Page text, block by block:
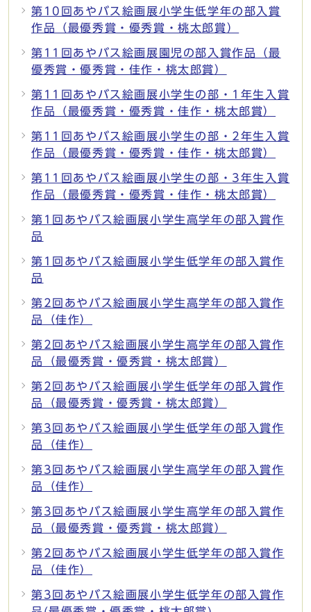
第10回あやバス絵画展小学生低学年の部入賞
作品（最優秀賞・優秀賞・桃太郎賞）
第11回あやバス絵画展園児の部入賞作品（最
優秀賞・優秀賞・佳作・桃太郎賞）
第11回あやバス絵画展小学生の部・1年生入賞
作品（最優秀賞・優秀賞・佳作・桃太郎賞）
第11回あやバス絵画展小学生の部・2年生入賞
作品（最優秀賞・優秀賞・佳作・桃太郎賞）
第11回あやバス絵画展小学生の部・3年生入賞
作品（最優秀賞・優秀賞・佳作・桃太郎賞）
第1回あやバス絵画展小学生高学年の部入賞作
品
第1回あやバス絵画展小学生低学年の部入賞作
品
第2回あやバス絵画展小学生高学年の部入賞作
品（佳作）
第2回あやバス絵画展小学生高学年の部入賞作
品（最優秀賞・優秀賞・桃太郎賞）
第2回あやバス絵画展小学生低学年の部入賞作
品（最優秀賞・優秀賞・桃太郎賞）
第3回あやバス絵画展小学生低学年の部入賞作
品（佳作）
第3回あやバス絵画展小学生高学年の部入賞作
品（佳作）
第3回あやバス絵画展小学生高学年の部入賞作
品（最優秀賞・優秀賞・桃太郎賞）
第2回あやバス絵画展小学生低学年の部入賞作
品（佳作）
第3回あやバス絵画展小学生低学年の部入賞作